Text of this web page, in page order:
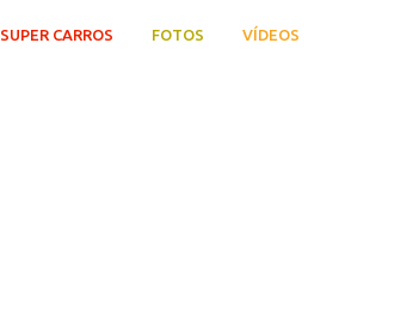
SUPER CARROS FOTOS VÍDEOS